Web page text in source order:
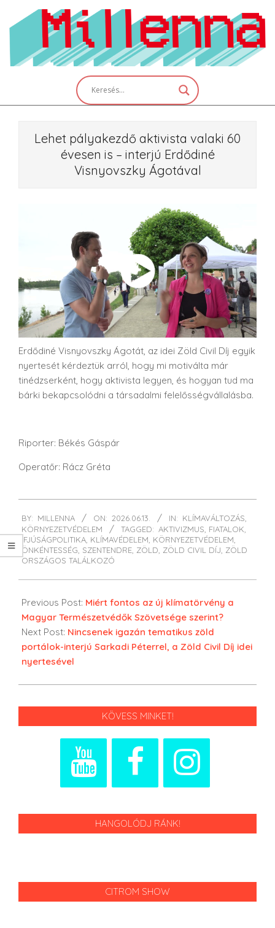
content
Lehet pályakezdő aktivista valaki 60
évesen is – interjú Erdődiné
Visnyovszky Ágotával
Erdődiné Visnyovszky Ágotát, az idei Zöld Civil Díj egyik
nyertesét kérdeztük arról, hogy mi motiválta már
tinédzserként, hogy aktivista legyen, és hogyan tud ma
bárki bekapcsolódni a társadalmi felelősségvállalásba.
Riporter: Békés Gáspár
Operatőr: Rácz Gréta
06-
13
BY: MILLENNA ON: 2026.06.13. IN: KLÍMAVÁLTOZÁS,
KÖRNYEZETVÉDELEM
TAGGED: AKTIVIZMUS, FIATALOK,
IFJÚSÁGPOLITIKA, KLÍMAVÉDELEM, KÖRNYEZETVÉDELEM,
ÖNKÉNTESSÉG, SZENTENDRE, ZÖLD, ZÖLD CIVIL DÍJ, ZÖLD
ORSZÁGOS TALÁLKOZÓ
Previous Post: Miért fontos az új klímatörvény a
Magyar Természetvédők Szövetsége szerint?
Next Post: Nincsenek igazán tematikus zöld
portálok-interjú Sarkadi Péterrel, a Zöld Civil Díj idei
nyertesével
KÖVESS MINKET!
HANGOLÓDJ RÁNK!
CITROM SHOW